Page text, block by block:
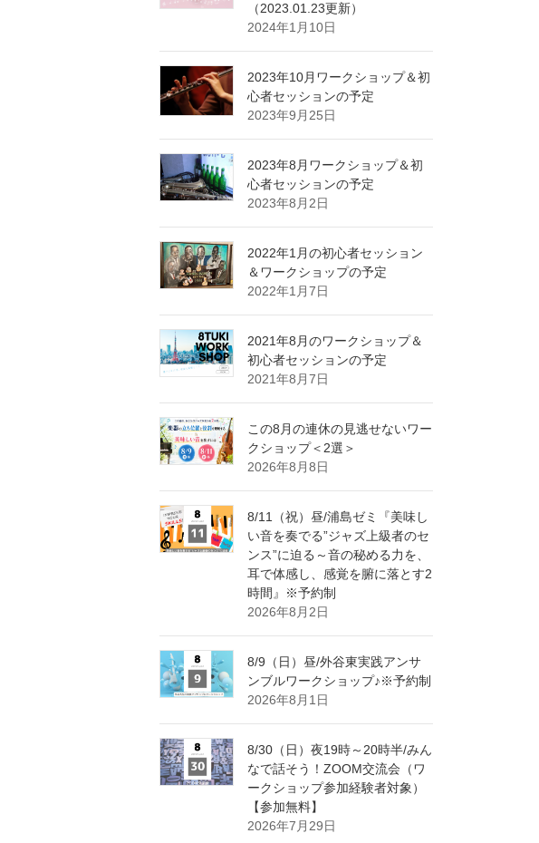
（2023.01.23更新）
2024年1月10日
2023年10月ワークショップ＆初
心者セッションの予定
2023年9月25日
2023年8月ワークショップ＆初
心者セッションの予定
2023年8月2日
2022年1月の初心者セッション
＆ワークショップの予定
2022年1月7日
2021年8月のワークショップ＆
初心者セッションの予定
2021年8月7日
この8月の連休の見逃せないワー
クショップ＜2選＞
2026年8月8日
8/11（祝）昼/浦島ゼミ『美味し
い音を奏でる”ジャズ上級者のセ
ンス”に迫る～音の秘める力を、
耳で体感し、感覚を腑に落とす2
時間』※予約制
2026年8月2日
8/9（日）昼/外谷東実践アンサ
ンブルワークショップ♪※予約制
2026年8月1日
8/30（日）夜19時～20時半/みん
なで話そう！ZOOM交流会（ワ
ークショップ参加経験者対象）
【参加無料】
2026年7月29日